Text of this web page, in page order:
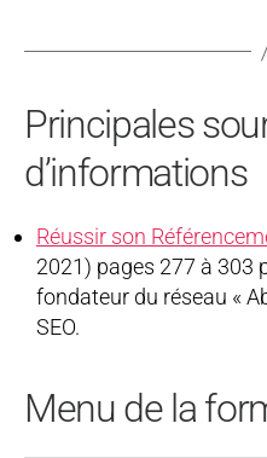
Principales
d’informations
Réussir son
2021) pages 277 à 303
fondateur du réseau «
SEO.
Menu de la